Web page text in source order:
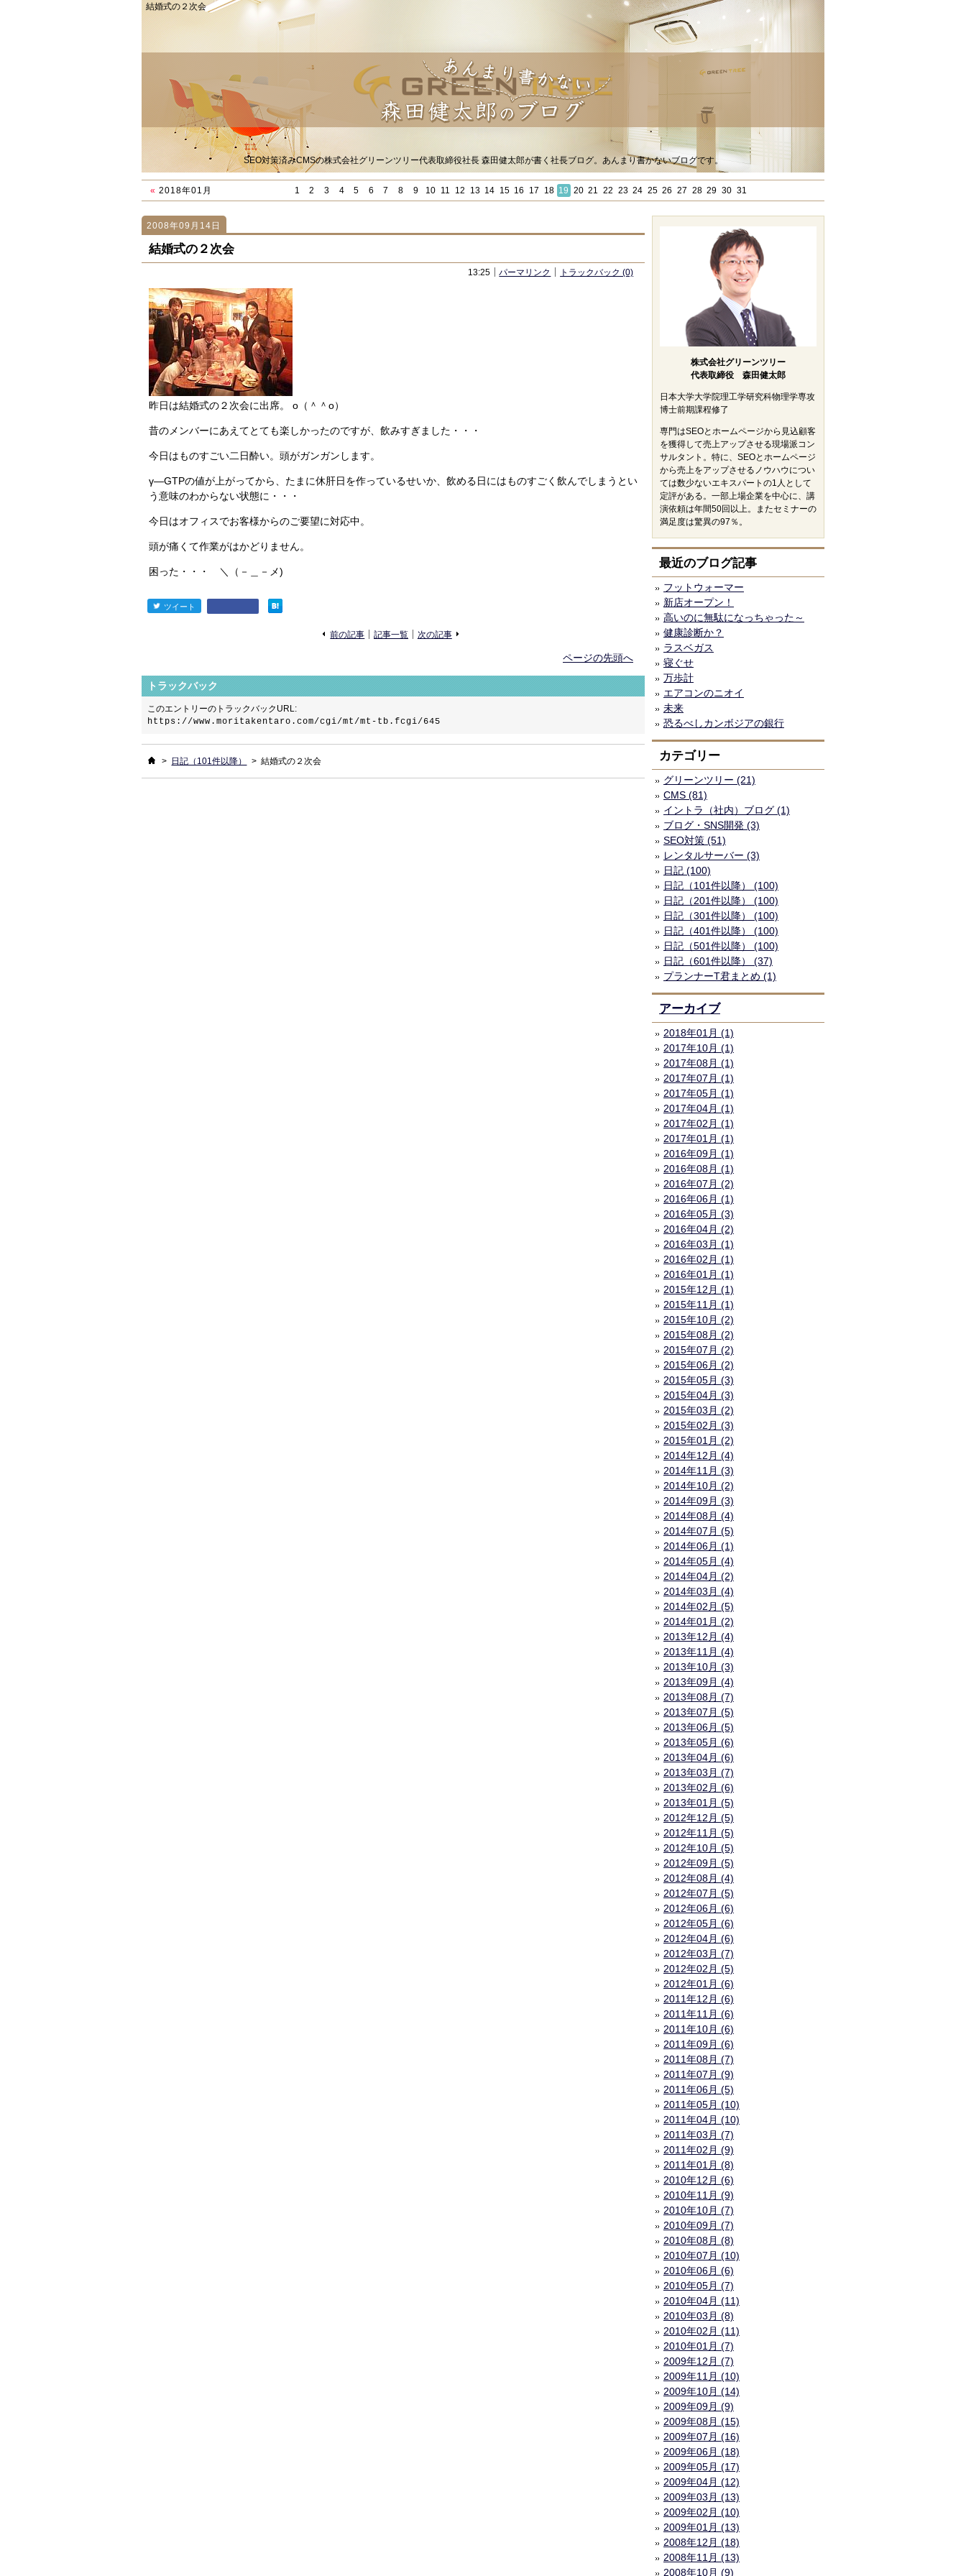
結婚式の２次会
SEO対策済みCMSの株式会社グリーンツリー代表取締役社長 森田健太郎が書く社長ブログ。あんまり書かないブログです。
«2018年01月 1 2 3 4 5 6 7 8 9 10 11 12 13 14 15 16 17 18 19 20 21 22 23 24 25 26 27 28 29 30 31
2008年09月14日
結婚式の２次会
13:25
667
パーマリンク
667
トラックバック (0)
昨日は結婚式の２次会に出席。 o（＾＾o）
昔のメンバーにあえてとても楽しかったのですが、飲みすぎました・・・
今日はものすごい二日酔い。頭がガンガンします。
γ―GTPの値が上がってから、たまに休肝日を作っているせいか、飲める日にはものすごく飲んでしまうとい
う意味のわからない状態に・・・
今日はオフィスでお客様からのご要望に対応中。
頭が痛くて作業がはかどりません。
困った・・・ ＼（－＿－メ)
entry667
ツイート
«
前の記事
「あっ、あの方は！」
記事一覧 次の記事
「ビジネスブログセミナー終了！（2008年09月17日）」
ページの先頭へ
トラックバック
このエントリーのトラックバックURL:
https://www.moritakentaro.com/cgi/mt/mt-tb.fcgi/645
ホーム
> 日記（101件以降） > 結婚式の２次会
株式会社グリーンツリー
代表取締役 森田健太郎
日本大学大学院理工学研究科物理学専攻
博士前期課程修了
専門はSEOとホームページから見込顧客
を獲得して売上アップさせる現場派コン
サルタント。特に、SEOとホームページ
から売上をアップさせるノウハウについ
ては数少ないエキスパートの1人として
定評がある。一部上場企業を中心に、講
演依頼は年間50回以上。またセミナーの
満足度は驚異の97％。
最近のブログ記事
フットウォーマー
新店オープン！
高いのに無駄になっちゃった～
健康診断か？
ラスベガス
寝ぐせ
万歩計
エアコンのニオイ
未来
恐るべしカンボジアの銀行
カテゴリー
グリーンツリー (21)
CMS (81)
イントラ（社内）ブログ (1)
ブログ・SNS開発 (3)
SEO対策 (51)
レンタルサーバー (3)
日記 (100)
日記（101件以降） (100)
日記（201件以降） (100)
日記（301件以降） (100)
日記（401件以降） (100)
日記（501件以降） (100)
日記（601件以降） (37)
プランナーT君まとめ (1)
アーカイブ
2018年01月 (1)
2017年10月 (1)
2017年08月 (1)
2017年07月 (1)
2017年05月 (1)
2017年04月 (1)
2017年02月 (1)
2017年01月 (1)
2016年09月 (1)
2016年08月 (1)
2016年07月 (2)
2016年06月 (1)
2016年05月 (3)
2016年04月 (2)
2016年03月 (1)
2016年02月 (1)
2016年01月 (1)
2015年12月 (1)
2015年11月 (1)
2015年10月 (2)
2015年08月 (2)
2015年07月 (2)
2015年06月 (2)
2015年05月 (3)
2015年04月 (3)
2015年03月 (2)
2015年02月 (3)
2015年01月 (2)
2014年12月 (4)
2014年11月 (3)
2014年10月 (2)
2014年09月 (3)
2014年08月 (4)
2014年07月 (5)
2014年06月 (1)
2014年05月 (4)
2014年04月 (2)
2014年03月 (4)
2014年02月 (5)
2014年01月 (2)
2013年12月 (4)
2013年11月 (4)
2013年10月 (3)
2013年09月 (4)
2013年08月 (7)
2013年07月 (5)
2013年06月 (5)
2013年05月 (6)
2013年04月 (6)
2013年03月 (7)
2013年02月 (6)
2013年01月 (5)
2012年12月 (5)
2012年11月 (5)
2012年10月 (5)
2012年09月 (5)
2012年08月 (4)
2012年07月 (5)
2012年06月 (6)
2012年05月 (6)
2012年04月 (6)
2012年03月 (7)
2012年02月 (5)
2012年01月 (6)
2011年12月 (6)
2011年11月 (6)
2011年10月 (6)
2011年09月 (6)
2011年08月 (7)
2011年07月 (9)
2011年06月 (5)
2011年05月 (10)
2011年04月 (10)
2011年03月 (7)
2011年02月 (9)
2011年01月 (8)
2010年12月 (6)
2010年11月 (9)
2010年10月 (7)
2010年09月 (7)
2010年08月 (8)
2010年07月 (10)
2010年06月 (6)
2010年05月 (7)
2010年04月 (11)
2010年03月 (8)
2010年02月 (11)
2010年01月 (7)
2009年12月 (7)
2009年11月 (10)
2009年10月 (14)
2009年09月 (9)
2009年08月 (15)
2009年07月 (16)
2009年06月 (18)
2009年05月 (17)
2009年04月 (12)
2009年03月 (13)
2009年02月 (10)
2009年01月 (13)
2008年12月 (18)
2008年11月 (13)
2008年10月 (9)